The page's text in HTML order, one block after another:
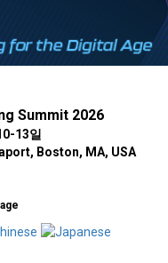
Summit 2026
13일
Boston, MA, USA